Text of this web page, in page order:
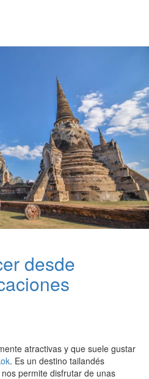
desde
atractivas y que suele gustar
. Es un destino tailandés
permite disfrutar de unas